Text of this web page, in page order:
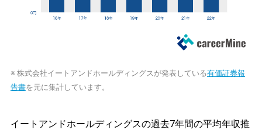
※ 株式会社イートアンドホールディングスが発表している有価証券報
告書を元に集計しています。
イートアンドホールディングスの過去7年間の平均年収推